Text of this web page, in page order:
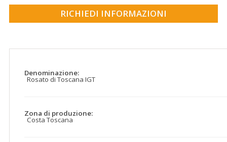
RICHIEDI INFORMAZIONI
Denominazione:
Rosato di Toscana IGT
Zona di produzione:
Costa Toscana